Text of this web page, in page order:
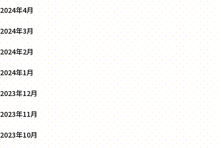
2024年4月
2024年3月
2024年2月
2024年1月
2023年12月
2023年11月
2023年10月